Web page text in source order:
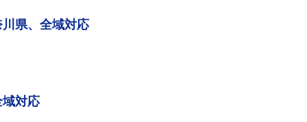
県、全域対応
対応